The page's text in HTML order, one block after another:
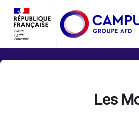
Passer au contenu principal
Les